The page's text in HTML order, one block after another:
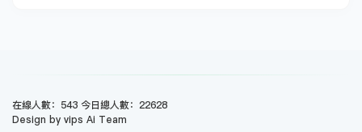
在線人數：543 今日總人數：22628
Design by vips Ai Team